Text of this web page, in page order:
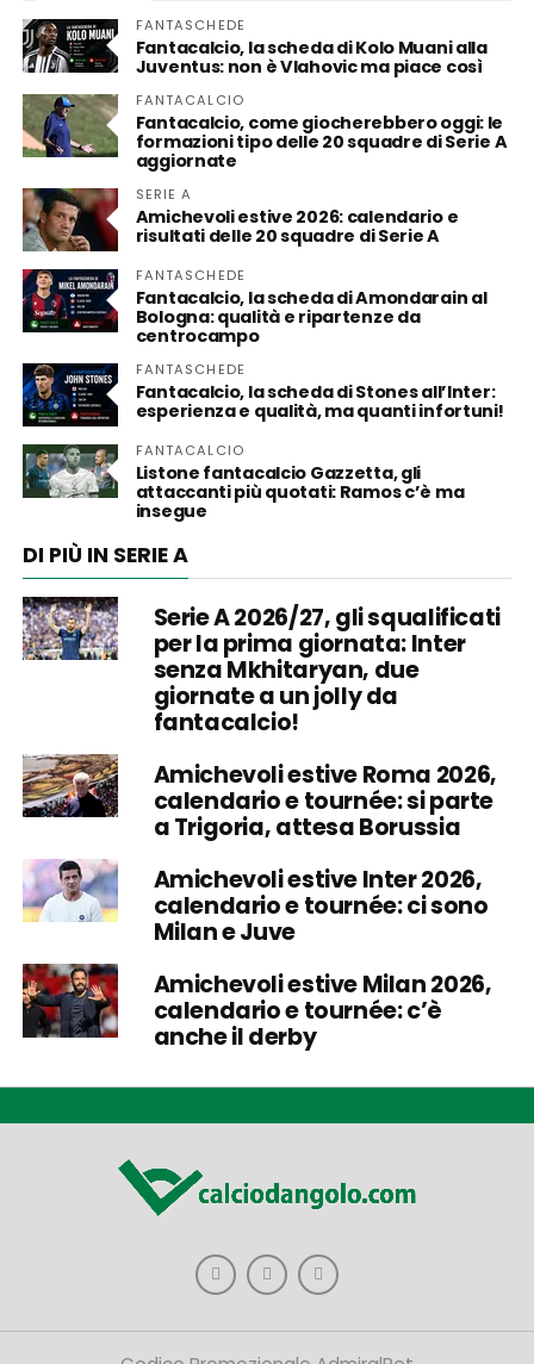
FANTASCHEDE
Fantacalcio, la scheda di Kolo Muani alla
Juventus: non è Vlahovic ma piace così
FANTACALCIO
Fantacalcio, come giocherebbero oggi: le
formazioni tipo delle 20 squadre di Serie A
aggiornate
SERIE A
Amichevoli estive 2026: calendario e
risultati delle 20 squadre di Serie A
FANTASCHEDE
Fantacalcio, la scheda di Amondarain al
Bologna: qualità e ripartenze da
centrocampo
FANTASCHEDE
Fantacalcio, la scheda di Stones all’Inter:
esperienza e qualità, ma quanti infortuni!
FANTACALCIO
Listone fantacalcio Gazzetta, gli
attaccanti più quotati: Ramos c’è ma
insegue
DI PIÙ IN SERIE A
Serie A 2026/27, gli squalificati
per la prima giornata: Inter
senza Mkhitaryan, due
giornate a un jolly da
fantacalcio!
Amichevoli estive Roma 2026,
calendario e tournée: si parte
a Trigoria, attesa Borussia
Amichevoli estive Inter 2026,
calendario e tournée: ci sono
Milan e Juve
Amichevoli estive Milan 2026,
calendario e tournée: c’è
anche il derby